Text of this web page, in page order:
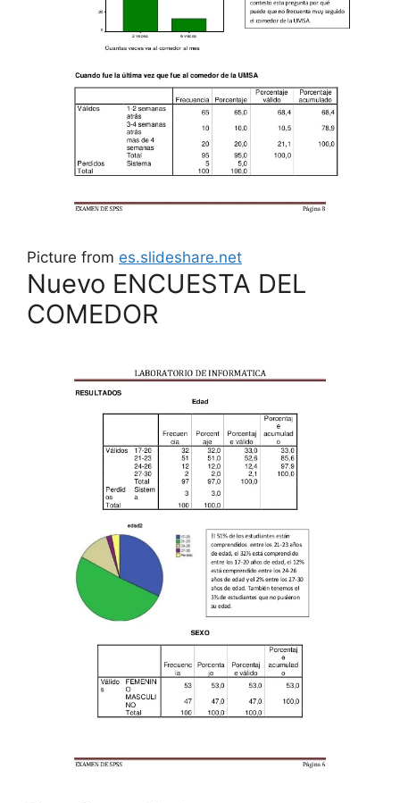
Picture from es.slideshare.net
Nuevo ENCUESTA DEL
COMEDOR